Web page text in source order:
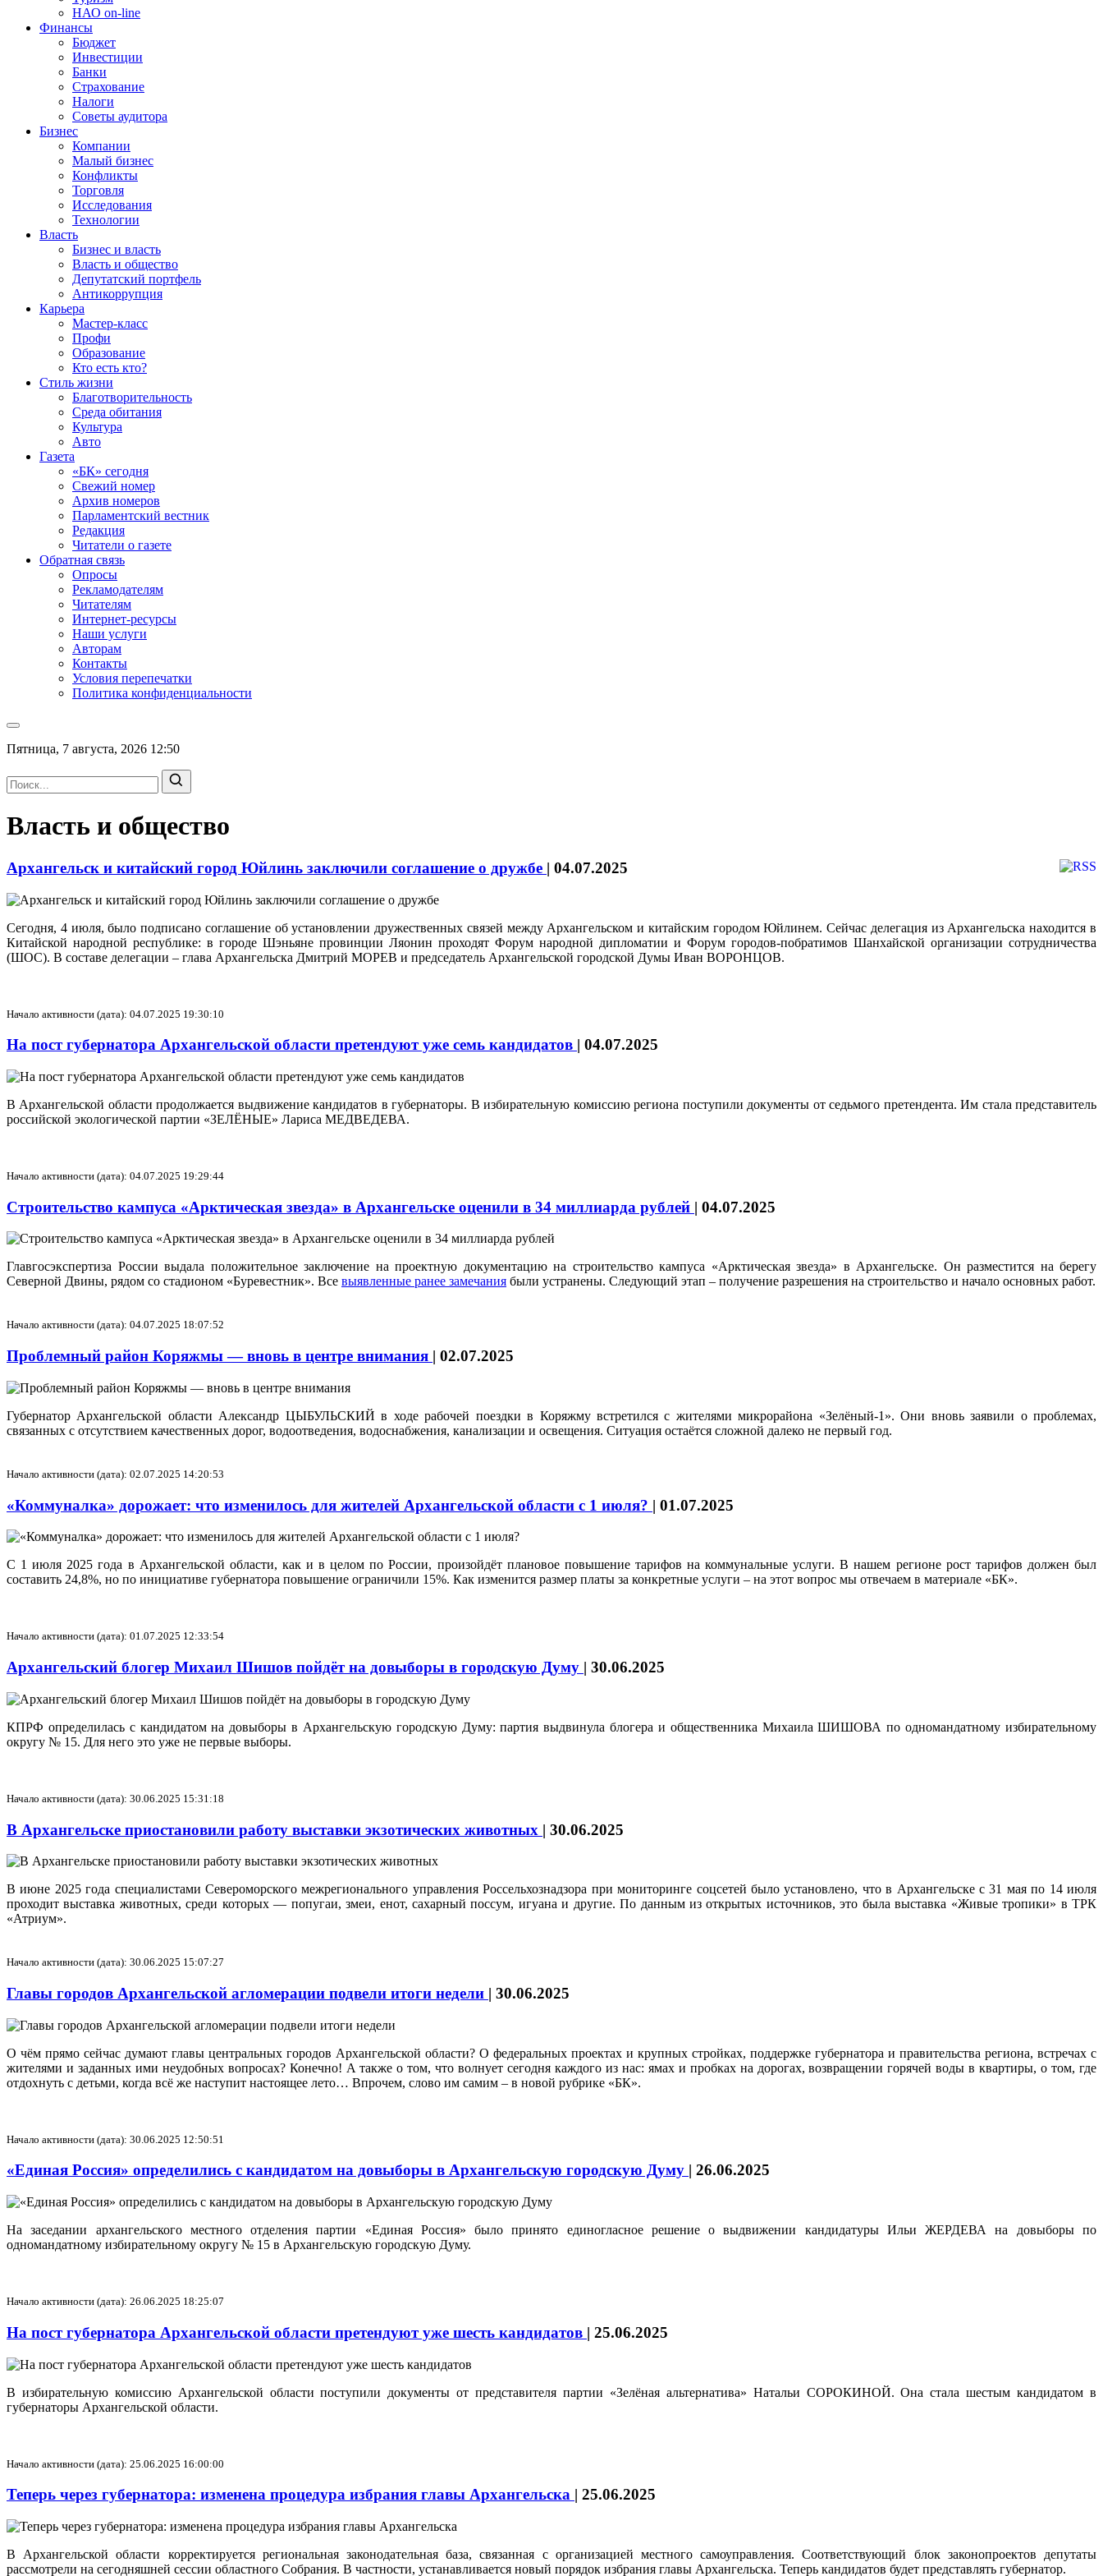
НАО on-line
Финансы
Бюджет
Инвестиции
Банки
Страхование
Налоги
Советы аудитора
Бизнес
Компании
Малый бизнес
Конфликты
Торговля
Исследования
Технологии
Власть
Бизнес и власть
Власть и общество
Депутатский портфель
Антикоррупция
Карьера
Мастер-класс
Профи
Образование
Кто есть кто?
Стиль жизни
Благотворительность
Среда обитания
Культура
Авто
Газета
«БК» сегодня
Свежий номер
Архив номеров
Парламентский вестник
Редакция
Читатели о газете
Обратная связь
Опросы
Рекламодателям
Читателям
Интернет-ресурсы
Наши услуги
Авторам
Контакты
Условия перепечатки
Политика конфиденциальности
Пятница, 7 августа, 2026 12:50
Власть и общество
Архангельск и китайский город Юйлинь заключили соглашение о дружбе | 04.07.2025
Сегодня, 4 июля, было подписано соглашение об установлении дружественных связей между Архангельском и китайским городом Юйлинем. Сейчас делегация из Архангельска находится в
Китайской народной республике: в городе Шэньяне провинции Ляонин проходят Форум народной дипломатии и Форум городов-побратимов Шанхайской организации сотрудничества
(ШОС). В составе делегации – глава Архангельска Дмитрий МОРЕВ и председатель Архангельской городской Думы Иван ВОРОНЦОВ.
Начало активности (дата): 04.07.2025 19:30:10
На пост губернатора Архангельской области претендуют уже семь кандидатов | 04.07.2025
В Архангельской области продолжается выдвижение кандидатов в губернаторы. В избирательную комиссию региона поступили документы от седьмого претендента. Им стала представитель
российской экологической партии «ЗЕЛЁНЫЕ» Лариса МЕДВЕДЕВА.
Начало активности (дата): 04.07.2025 19:29:44
Строительство кампуса «Арктическая звезда» в Архангельске оценили в 34 миллиарда рублей | 04.07.2025
Главгосэкспертиза России выдала положительное заключение на проектную документацию на строительство кампуса «Арктическая звезда» в Архангельске. Он разместится на берегу
Северной Двины, рядом со стадионом «Буревестник». Все выявленные ранее замечания были устранены. Следующий этап – получение разрешения на строительство и начало основных работ.
Начало активности (дата): 04.07.2025 18:07:52
Проблемный район Коряжмы — вновь в центре внимания | 02.07.2025
Губернатор Архангельской области Александр ЦЫБУЛЬСКИЙ в ходе рабочей поездки в Коряжму встретился с жителями микрорайона «Зелёный-1». Они вновь заявили о проблемах,
связанных с отсутствием качественных дорог, водоотведения, водоснабжения, канализации и освещения. Ситуация остаётся сложной далеко не первый год.
Начало активности (дата): 02.07.2025 14:20:53
«Коммуналка» дорожает: что изменилось для жителей Архангельской области с 1 июля? | 01.07.2025
С 1 июля 2025 года в Архангельской области, как и в целом по России, произойдёт плановое повышение тарифов на коммунальные услуги. В нашем регионе рост тарифов должен был
составить 24,8%, но по инициативе губернатора повышение ограничили 15%. Как изменится размер платы за конкретные услуги – на этот вопрос мы отвечаем в материале «БК».
Начало активности (дата): 01.07.2025 12:33:54
Архангельский блогер Михаил Шишов пойдёт на довыборы в городскую Думу | 30.06.2025
КПРФ определилась с кандидатом на довыборы в Архангельскую городскую Думу: партия выдвинула блогера и общественника Михаила ШИШОВА по одномандатному избирательному
округу № 15. Для него это уже не первые выборы.
Начало активности (дата): 30.06.2025 15:31:18
В Архангельске приостановили работу выставки экзотических животных | 30.06.2025
В июне 2025 года специалистами Североморского межрегионального управления Россельхознадзора при мониторинге соцсетей было установлено, что в Архангельске с 31 мая по 14 июля
проходит выставка животных, среди которых — попугаи, змеи, енот, сахарный поссум, игуана и другие. По данным из открытых источников, это была выставка «Живые тропики» в ТРК
«Атриум».
Начало активности (дата): 30.06.2025 15:07:27
Главы городов Архангельской агломерации подвели итоги недели | 30.06.2025
О чём прямо сейчас думают главы центральных городов Архангельской области? О федеральных проектах и крупных стройках, поддержке губернатора и правительства региона, встречах с
жителями и заданных ими неудобных вопросах? Конечно! А также о том, что волнует сегодня каждого из нас: ямах и пробках на дорогах, возвращении горячей воды в квартиры, о том, где
отдохнуть с детьми, когда всё же наступит настоящее лето… Впрочем, слово им самим – в новой рубрике «БК».
Начало активности (дата): 30.06.2025 12:50:51
«Единая Россия» определились с кандидатом на довыборы в Архангельскую городскую Думу | 26.06.2025
На заседании архангельского местного отделения партии «Единая Россия» было принято единогласное решение о выдвижении кандидатуры Ильи ЖЕРДЕВА на довыборы по
одномандатному избирательному округу № 15 в Архангельскую городскую Думу.
Начало активности (дата): 26.06.2025 18:25:07
На пост губернатора Архангельской области претендуют уже шесть кандидатов | 25.06.2025
В избирательную комиссию Архангельской области поступили документы от представителя партии «Зелёная альтернатива» Натальи СОРОКИНОЙ. Она стала шестым кандидатом в
губернаторы Архангельской области.
Начало активности (дата): 25.06.2025 16:00:00
Теперь через губернатора: изменена процедура избрания главы Архангельска | 25.06.2025
В Архангельской области корректируется региональная законодательная база, связанная с организацией местного самоуправления. Соответствующий блок законопроектов депутаты
рассмотрели на сегодняшней сессии областного Собрания. В частности, устанавливается новый порядок избрания главы Архангельска. Теперь кандидатов будет представлять губернатор.